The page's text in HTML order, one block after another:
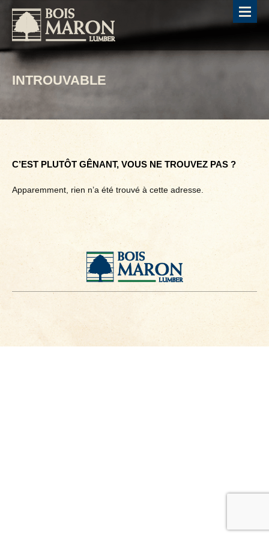
INTROUVABLE
C’EST PLUTÔT GÊNANT, VOUS NE TROUVEZ PAS ?
Apparemment, rien n’a été trouvé à cette adresse.